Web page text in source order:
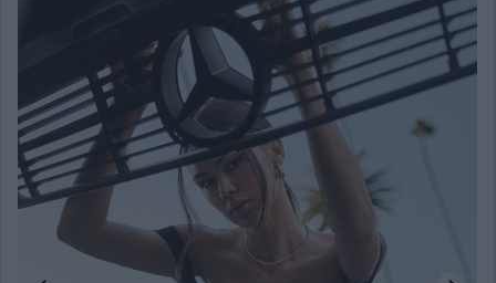
TIPPJÁTÉK
DIGITÁLIS MAGAZIN
PONTÁLLÁSOK
VERSENYNAPTÁRAK